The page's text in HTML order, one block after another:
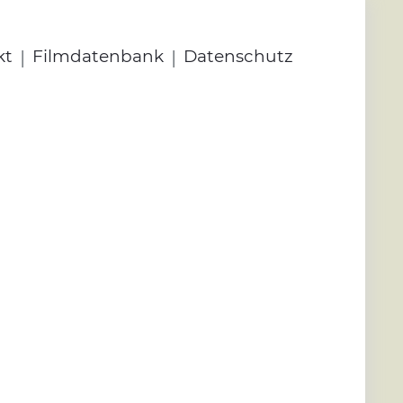
| Filmdatenbank | Datenschutz